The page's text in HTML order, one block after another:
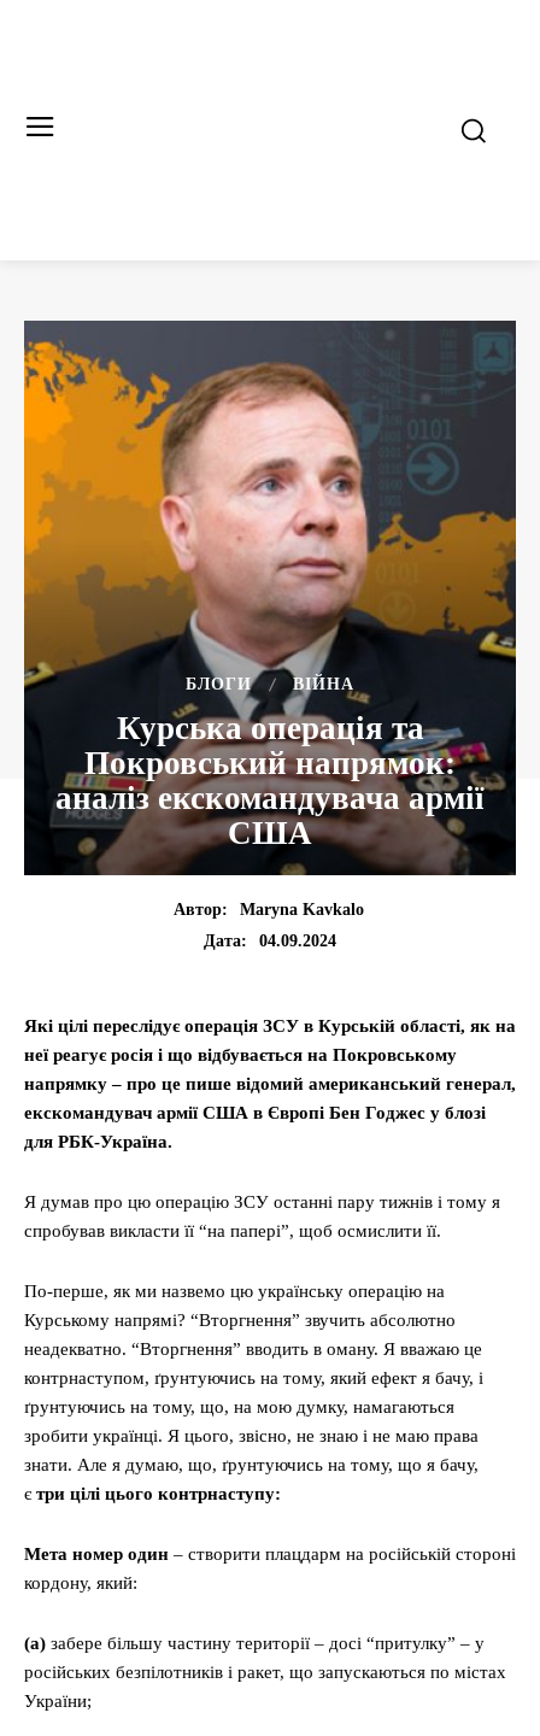
БЛОГИ ВІЙНА
Курська операція та
Покровський напрямок:
аналіз екскомандувача армії
США
Автор:
Maryna Kavkalo
Дата:
04.09.2024
Які цілі переслідує операція ЗСУ в Курській області, як на
неї реагує росія і що відбувається на Покровському
напрямку – про це пише відомий американський генерал,
екскомандувач армії США в Європі Бен Годжес у блозі
для РБК-Україна.
Я думав про цю операцію ЗСУ останні пару тижнів і тому я
спробував викласти її “на папері”, щоб осмислити її.
По-перше, як ми назвемо цю українську операцію на
Курському напрямі? “Вторгнення” звучить абсолютно
неадекватно. “Вторгнення” вводить в оману. Я вважаю це
контрнаступом, ґрунтуючись на тому, який ефект я бачу, і
ґрунтуючись на тому, що, на мою думку, намагаються
зробити українці. Я цього, звісно, не знаю і не маю права
знати. Але я думаю, що, ґрунтуючись на тому, що я бачу,
єтри цілі цього контрнаступу:
Мета номер один – створити плацдарм на російській стороні
кордону, який:
(a) забере більшу частину території – досі “притулку” – у
російських безпілотників і ракет, що запускаються по містах
України;